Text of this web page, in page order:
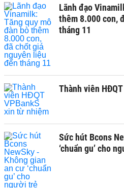
Lãnh đạo
thêm 8.000 con,
tháng 11
Thành viên
Sức hút Bcons
‘chuẩn gu’ cho